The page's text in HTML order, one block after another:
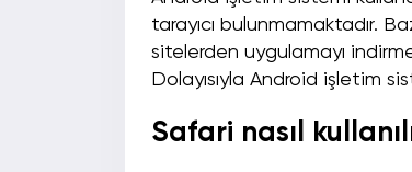
tarayıcı bulunmamaktadır.
sitelerden uygulamayı
Dolayısıyla Android işletim
Safari nasıl